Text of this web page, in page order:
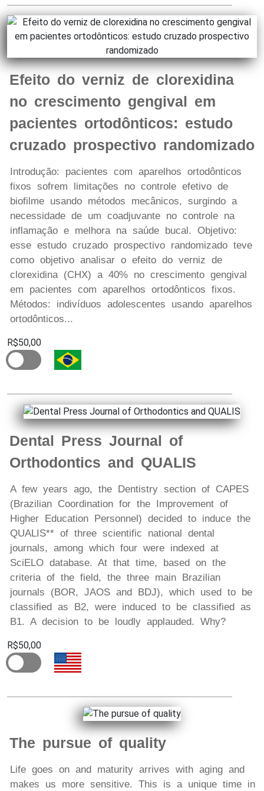
Efeito do verniz de clorexidina
no crescimento gengival em
pacientes ortodônticos: estudo
cruzado prospectivo randomizado
Introdução: pacientes com aparelhos ortodônticos
fixos sofrem limitações no controle efetivo de
biofilme usando métodos mecânicos, surgindo a
necessidade de um coadjuvante no controle na
inflamação e melhora na saúde bucal. Objetivo:
esse estudo cruzado prospectivo randomizado teve
como objetivo analisar o efeito do verniz de
clorexidina (CHX) a 40% no crescimento gengival
em pacientes com aparelhos ortodônticos fixos.
Métodos: indivíduos adolescentes usando aparelhos
ortodônticos...
R$50,00
Dental Press Journal of
Orthodontics and QUALIS
A few years ago, the Dentistry section of CAPES
(Brazilian Coordination for the Improvement of
Higher Education Personnel) decided to induce the
QUALIS** of three scientific national dental
journals, among which four were indexed at
SciELO database. At that time, based on the
criteria of the field, the three main Brazilian
journals (BOR, JAOS and BDJ), which used to be
classified as B2, were induced to be classified as
B1. A decision to be loudly applauded. Why?
R$50,00
The pursue of quality
Life goes on and maturity arrives with aging and
makes us more sensitive. This is a unique time in